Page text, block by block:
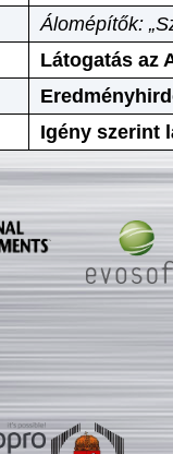
Álomépítők:
Látogatás az
Igény szerint